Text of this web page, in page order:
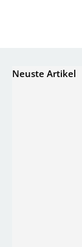
Neuste Artikel